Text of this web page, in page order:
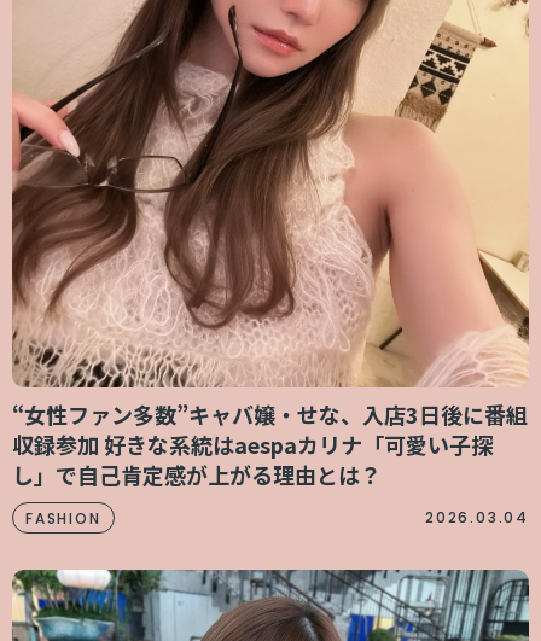
“女性ファン多数”キャバ嬢・せな、入店3日後に番組
収録参加 好きな系統はaespaカリナ「可愛い子探
し」で自己肯定感が上がる理由とは？
FASHION 2026.03.04